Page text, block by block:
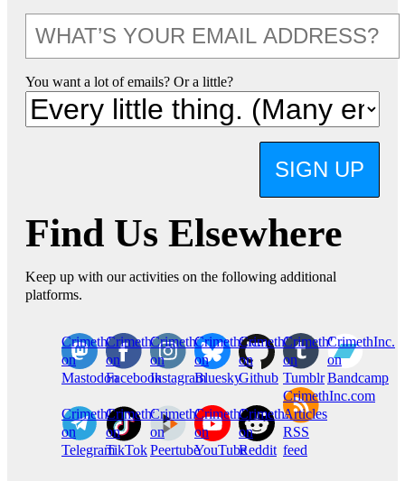
You want a lot of emails? Or a little?
SIGN UP
Find Us Elsewhere
Keep up with our activities on the following additional
platforms.
CrimethInc.
on
Mastodon
Crimethinc.
on
Facebook
Crimethinc.
on
Instagram
Crimethinc.
on
Bluesky
CrimethInc.
on
Github
CrimethInc.
on
Tumblr
CrimethInc.
on
Bandcamp
CrimethInc.
on
Telegram
Crimethinc.
on
TikTok
CrimethInc.
on
Peertube
CrimethInc.
on
YouTube
CrimethInc.
on
Reddit
CrimethInc.com
Articles
RSS
feed